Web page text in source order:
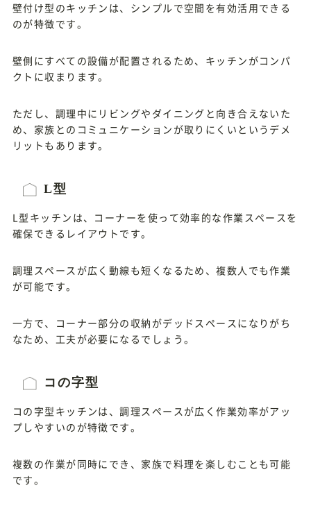
壁付け型のキッチンは、シンプルで空間を有効活用できる
のが特徴です。
壁側にすべての設備が配置されるため、キッチンがコンパ
クトに収まります。
ただし、調理中にリビングやダイニングと向き合えないた
め、家族とのコミュニケーションが取りにくいというデメ
リットもあります。
L型
L型キッチンは、コーナーを使って効率的な作業スペースを
確保できるレイアウトです。
調理スペースが広く動線も短くなるため、複数人でも作業
が可能です。
一方で、コーナー部分の収納がデッドスペースになりがち
なため、工夫が必要になるでしょう。
コの字型
コの字型キッチンは、調理スペースが広く作業効率がアッ
プしやすいのが特徴です。
複数の作業が同時にでき、家族で料理を楽しむことも可能
です。